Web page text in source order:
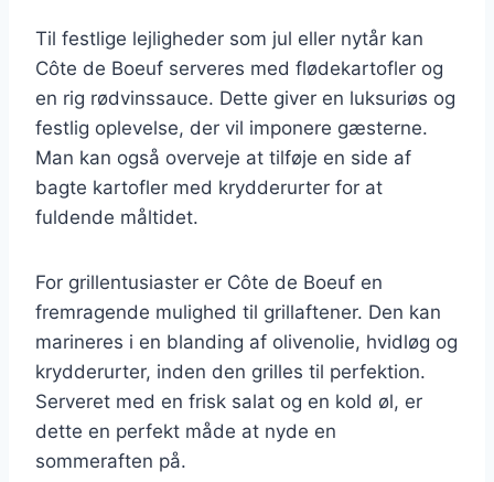
Til festlige lejligheder som jul eller nytår kan
Côte de Boeuf serveres med flødekartofler og
en rig rødvinssauce. Dette giver en luksuriøs og
festlig oplevelse, der vil imponere gæsterne.
Man kan også overveje at tilføje en side af
bagte kartofler med krydderurter for at
fuldende måltidet.
For grillentusiaster er Côte de Boeuf en
fremragende mulighed til grillaftener. Den kan
marineres i en blanding af olivenolie, hvidløg og
krydderurter, inden den grilles til perfektion.
Serveret med en frisk salat og en kold øl, er
dette en perfekt måde at nyde en
sommeraften på.